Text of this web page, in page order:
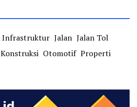
Infrastruktur Jalan Jalan Tol
Konstruksi Otomotif Properti